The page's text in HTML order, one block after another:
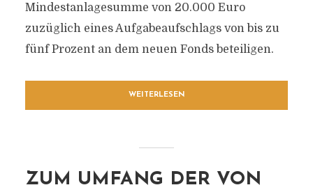
Mindestanlagesumme von 20.000 Euro
zuzüglich eines Aufgabeaufschlags von bis zu
fünf Prozent an dem neuen Fonds beteiligen.
WEITERLESEN
ZUM UMFANG DER VON